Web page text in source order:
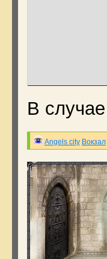
В
Angels city Вокзал